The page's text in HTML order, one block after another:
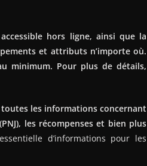
hors ligne, ainsi que la
et attributs n’importe où.
minimum. Pour plus de détails,
toutes les informations concernant
les récompenses et bien plus
d’informations pour les